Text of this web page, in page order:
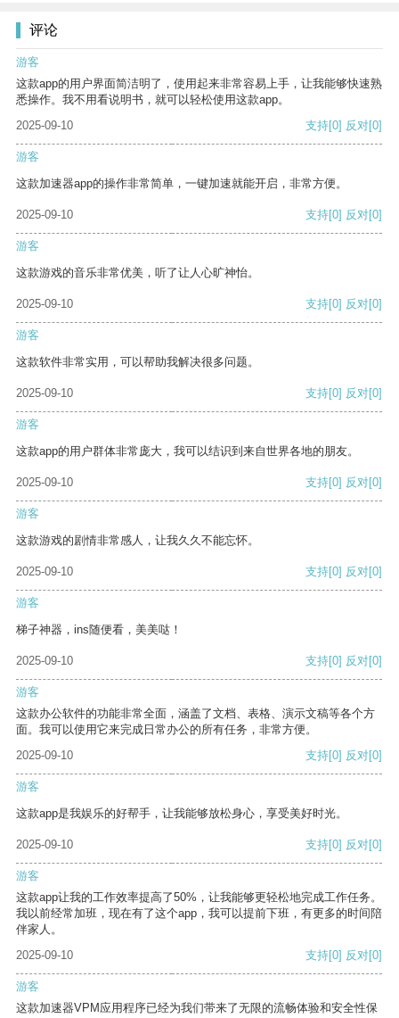
评论
游客
这款app的用户界面简洁明了，使用起来非常容易上手，让我能够快速熟
悉操作。我不用看说明书，就可以轻松使用这款app。
2025-09-10
支持[0] 反对[0]
游客
这款加速器app的操作非常简单，一键加速就能开启，非常方便。
2025-09-10 支持[0] 反对[0]
游客
这款游戏的音乐非常优美，听了让人心旷神怡。
2025-09-10 支持[0] 反对[0]
游客
这款软件非常实用，可以帮助我解决很多问题。
2025-09-10 支持[0] 反对[0]
游客
这款app的用户群体非常庞大，我可以结识到来自世界各地的朋友。
2025-09-10 支持[0] 反对[0]
游客
这款游戏的剧情非常感人，让我久久不能忘怀。
2025-09-10 支持[0] 反对[0]
游客
梯子神器，ins随便看，美美哒！
2025-09-10 支持[0] 反对[0]
游客
这款办公软件的功能非常全面，涵盖了文档、表格、演示文稿等各个方
面。我可以使用它来完成日常办公的所有任务，非常方便。
2025-09-10
支持[0] 反对[0]
游客
这款app是我娱乐的好帮手，让我能够放松身心，享受美好时光。
2025-09-10 支持[0] 反对[0]
游客
这款app让我的工作效率提高了50%，让我能够更轻松地完成工作任务。
我以前经常加班，现在有了这个app，我可以提前下班，有更多的时间陪
伴家人。
2025-09-10
支持[0] 反对[0]
游客
这款加速器VPM应用程序已经为我们带来了无限的流畅体验和安全性保